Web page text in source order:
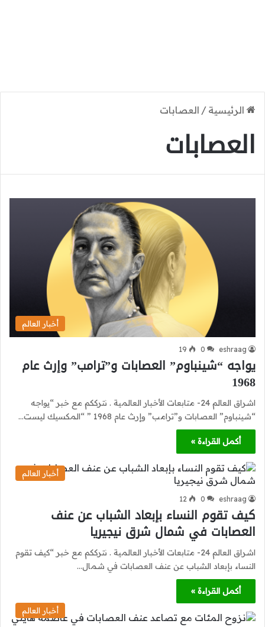
الرئيسية / العصابات
العصابات
أخبار العالم
eshraag
0
19
يواجه “شينباوم” العصابات و”ترامب” وإرث عام
1968
اشراق العالم 24- متابعات الأخبار العالمية . نترككم مع خبر “يواجه
“شينباوم” العصابات و”ترامب” وإرث عام 1968 ” “المكسيك ليست…
أكمل القراءة »
أخبار العالم
eshraag
0
12
كيف تقوم النساء بإبعاد الشباب عن عنف
العصابات في شمال شرق نيجيريا
اشراق العالم 24- متابعات الأخبار العالمية . نترككم مع خبر “كيف تقوم
النساء بإبعاد الشباب عن عنف العصابات في شمال…
أكمل القراءة »
أخبار العالم